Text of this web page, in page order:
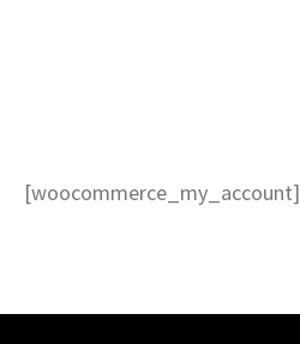
[woocommerce_my_account]